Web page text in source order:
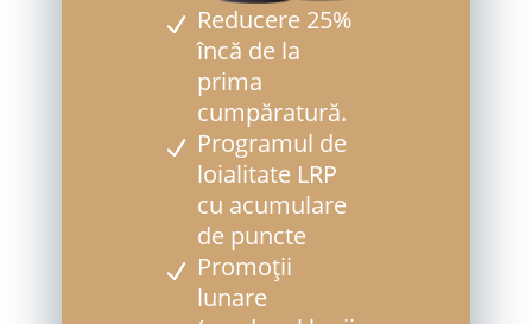
Reducere 25%
încă de la
prima
cumpăratură.
Programul de
loialitate LRP
cu acumulare
de puncte
Promoții
lunare